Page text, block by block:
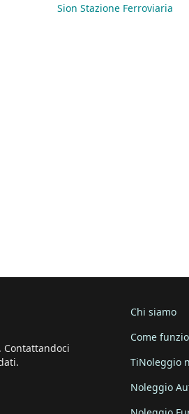
Sion Stazione Ferroviaria
Contattandoci
Chi siamo
Come
TiNoleggio
Noleggio